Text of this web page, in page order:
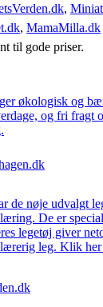
,
, MamaMilla.dk
til gode priser.
økologisk og
og fri fragt
de nøje udvalgt
De er
legetøj giver
leg. Klik her